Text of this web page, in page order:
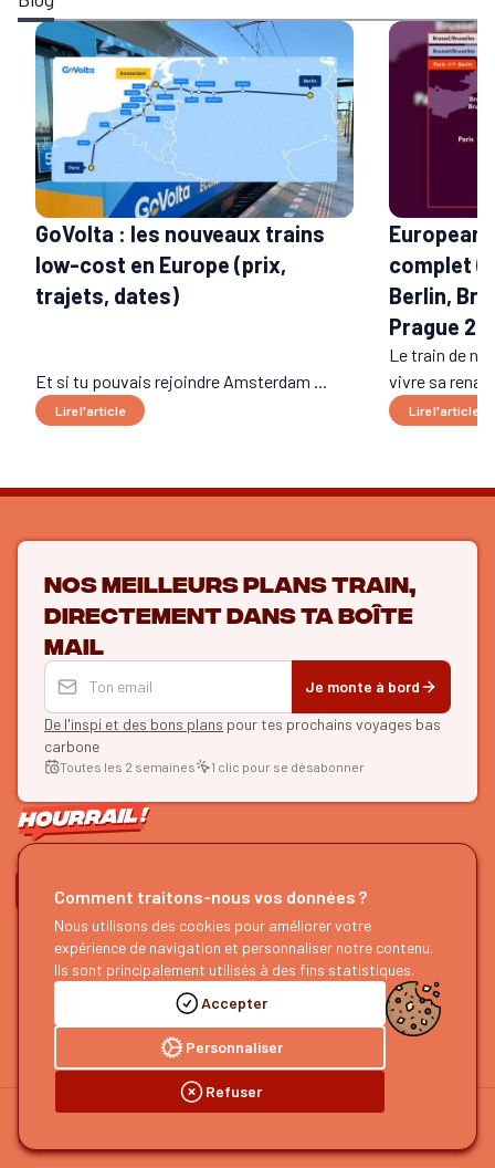
GoVolta : les nouveaux trains
low-cost en Europe (prix,
trajets, dates)
Et si tu pouvais rejoindre Amsterdam ...
Lire l'article
European
complet
Berlin,
Prague
Le train de
vivre sa
Lire l'article
Nos meilleurs plans train,
directement dans ta boîte
mail
Je monte à bord
De l'inspi et des bons plans pour tes prochains voyages bas
carbone
Toutes les 2 semaines 1 clic pour se désabonner
ON SE SUIT ?
HOURRAIL !
À propos
Devenir partenaire
Nous faire un retour
EXPLORER
Recherche d'itinéraires
Nos guides
Notre blog
Notre podcast
Mentions légales
Accepter
Personnaliser
Refuser
Comment traitons-nous vos données ?
Nous utilisons des cookies pour améliorer votre
expérience de navigation et personnaliser notre contenu.
Ils sont principalement utilisés à des fins statistiques.